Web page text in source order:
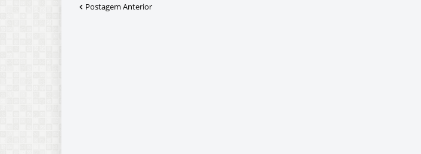
Postagem Anterior